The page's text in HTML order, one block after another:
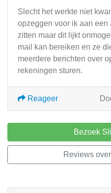
Slecht het werkte niet
opzeggen voor ik aan een
zitten maar dit lijkt
mail kan bereiken en ze
meerdere berichten over
rekeningen sturen.
Reageer
Bezoek
Reviews